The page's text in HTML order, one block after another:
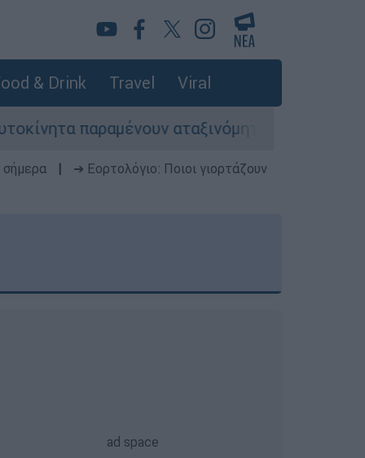
& Drink Travel Viral
αταξινόμητα - Λύση αναζητά το
➔ Εορτολόγιο: Ποιοι γιορτάζουν